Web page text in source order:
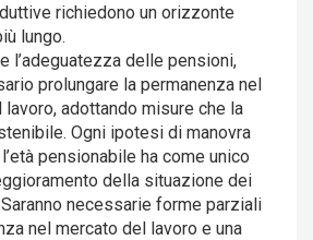
richiedono un orizzonte
lungo.
l’adeguatezza delle pensioni,
prolungare la permanenza nel
lavoro, adottando misure che la
Ogni ipotesi di manovra
pensionabile ha come unico
della situazione dei
necessarie forme parziali
nel mercato del lavoro e una